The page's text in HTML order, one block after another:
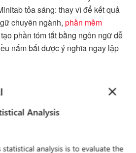
tỏa sáng: thay vì để kết quả
chuyên ngành, phần mềm
phần tóm tắt bằng ngôn ngữ dễ
nắm bắt được ý nghĩa ngay lập